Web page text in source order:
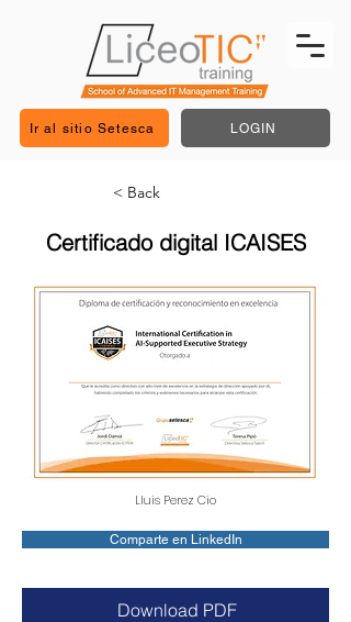
Ir al sitio Setesca LOGIN
< Back
Certificado digital ICAISES
Lluis Perez Cio
Comparte en LinkedIn
Download PDF